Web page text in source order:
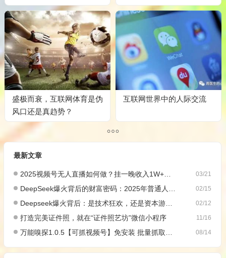
盛极而衰，互联网体育是伪
风口还是真趋势？
互联网世界中的人际交流
最新文章
03/21
2025视频号无人直播如何做？挂一晚收入1W+，这份教程，小白可做~
02/15
DeepSeek爆火背后的财富密码：2025年普通人如何抓住AI创业风口？
02/12
Deepseek爆火背后：是技术狂欢，还是资本游戏？
11/16
打造完美证件照，就在“证件照艺坊”微信小程序
08/14
万能嗅探1.0.5【可抓视频号】免安装 批量抓取媒体文件